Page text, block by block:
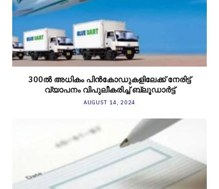
300ല്‍ അധികം പിന്‍കോഡുകളിലേക്ക് നേരിട്ട്
വ്യാപനം വിപുലീകരിച്ച് ബ്ലൂഡാര്‍ട്ട്
AUGUST 14, 2024